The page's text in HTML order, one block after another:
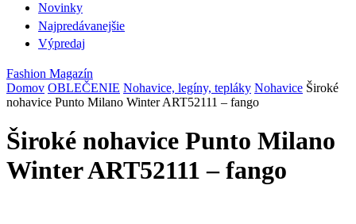
Novinky
Najpredávanejšie
Výpredaj
Fashion Magazín
Domov OBLEČENIE Nohavice, legíny, tepláky Nohavice Široké
nohavice Punto Milano Winter ART52111 – fango
Široké nohavice Punto Milano
Winter ART52111 – fango